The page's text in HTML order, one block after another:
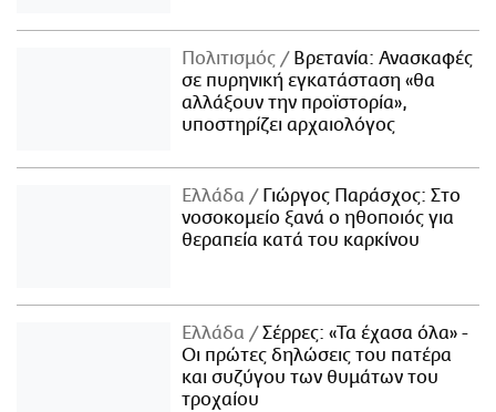
Πολιτισμός
Βρετανία: Ανασκαφές
σε πυρηνική εγκατάσταση «θα
αλλάξουν την προϊστορία»,
υποστηρίζει αρχαιολόγος
Ελλάδα
Γιώργος Παράσχος: Στο
νοσοκομείο ξανά ο ηθοποιός για
θεραπεία κατά του καρκίνου
Ελλάδα
Σέρρες: «Τα έχασα όλα» -
Οι πρώτες δηλώσεις του πατέρα
και συζύγου των θυμάτων του
τροχαίου